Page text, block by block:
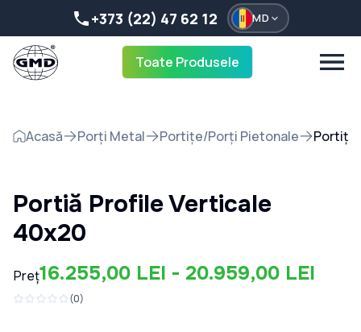
+373 (22) 47 62 12 MD
Toate Produsele
Acasă Porți Metal Portițe/Porți Pietonale Portiță
Portiță Profile Verticale
40x20
Preț16.255,00 LEI - 20.959,00 LEI
(0)